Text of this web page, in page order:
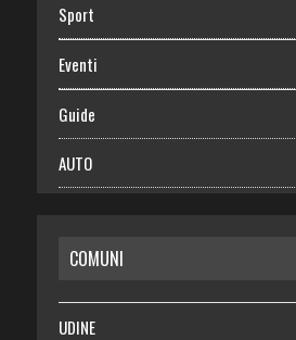
Sport
Eventi
Guide
AUTO
RISPARMIO
SALUTE
COMUNI
UDINE